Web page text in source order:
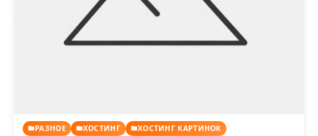
РАЗНОЕ ХОСТИНГ ХОСТИНГ КАРТИНОК